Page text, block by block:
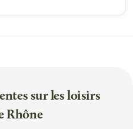
sur les loisirs
Rhône